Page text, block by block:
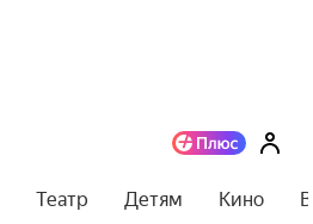
Театр Детям Кино